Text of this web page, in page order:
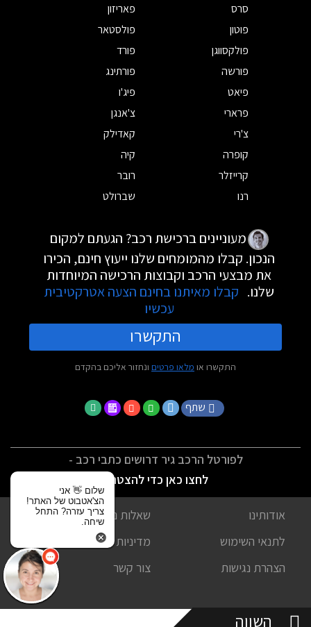
סרס
פאריזון
פוטון
פולסטאר
פולקסווגן
פורד
פורשה
פורתינג
פיאט
פיג'ו
פרארי
צ'אנגן
צ'רי
קאדילק
קופרה
קיה
קרייזלר
רובר
רנו
שברולט
מעוניינים ברכישת רכב? הגעתם למקום
הנכון. קבלו מהמומחים שלנו ייעוץ חינם, הכירו
את מבצעי הרכב וקבוצות הרכישה המיוחדות
שלנו. קבלו מאיתנו בחינם הצעה אטרקטיבית
עכשיו
התקשרו
התקשרו או מלאו פרטים ונחזור אליכם בהקדם
שתף
לפורטל הרכב גיר דרושים כתבי רכב -
לחצו כאן כדי להצטרף
אודותינו
שאלות נפוצות
לתנאי השימוש
מדיניות פרטיות
הצהרת נגישות
צור קשר
השווה
שלום 👋 אני
הצ'אטבוט של האתר!
צריך עזרה? התחל
שיחה.